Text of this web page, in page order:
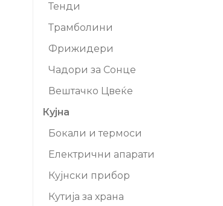
Тенди
Трамболини
Фрижидери
Чадори за Сонце
Вештачко Цвеќе
Кујна
Бокали и термоси
Електрични апарати
Кујнски прибор
Кутија за храна